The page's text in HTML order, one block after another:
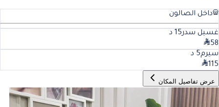
داخل الصالون
غسيل سدر15 د
58
سيرم5 د
115
عرض تفاصيل المكان